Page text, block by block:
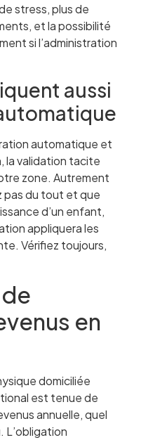
stress, plus de
et la possibilité
si l’administration
aussi
automatique et
la validation tacite
zone. Autrement
pas du tout et que
d’un enfant,
appliquera les
Vérifiez toujours,
en
domiciliée
est tenue de
annuelle, quel
L’obligation